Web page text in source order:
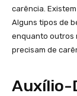
carência.
Alguns tipos de
enquanto outros
precisam de
Auxílio-